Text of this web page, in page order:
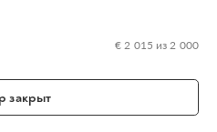
€ 2 015 из 2 000
закрыт